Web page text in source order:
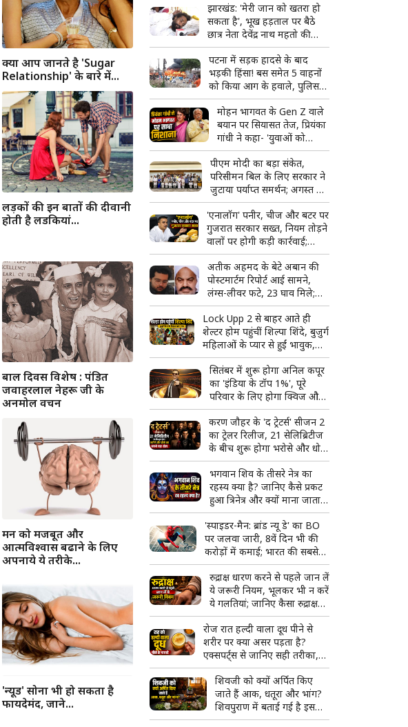
क्या आप जानते है 'Sugar
Relationship' के बारे में...
लड़कों की इन बातों की दीवानी
होती है लडकियां...
बाल दिवस विशेष : पंडित
जवाहरलाल नेहरू जी के
अनमोल वचन
मन को मजबूत और
आत्मविश्वास बढाने के लिए
अपनाये ये तरीके...
'न्यूड' सोना भी हो सकता है
फायदेमंद, जाने...
झारखंड: 'मेरी जान को खतरा हो
सकता है', भूख हड़ताल पर बैठे
छात्र नेता देवेंद्र नाथ महतो की
बिगड़ी हालत, अस्पताल में भर्ती
पटना में सड़क हादसे के बाद
भड़की हिंसा! बस समेत 5 वाहनों
को किया आग के हवाले, पुलिस
और मीडिया पर भी पथराव
मोहन भागवत के Gen Z वाले
बयान पर सियासत तेज, प्रियंका
गांधी ने कहा- 'युवाओं को
उनके...'
पीएम मोदी का बड़ा संकेत,
परिसीमन बिल के लिए सरकार ने
जुटाया पर्याप्त समर्थन; अगस्त में
हो सकता है विशेष सत्र
'एनालॉग' पनीर, चीज और बटर पर
गुजरात सरकार सख्त, नियम तोड़ने
वालों पर होगी कड़ी कार्रवाई;
टास्क फोर्स बनाने का ऐलान
अतीक अहमद के बेटे अबान की
पोस्टमार्टम रिपोर्ट आई सामने,
लंग्स-लीवर फटे, 23 घाव मिले;
शव देखकर रो पड़ा भाई अहजम
Lock Upp 2 से बाहर आते ही
शेल्टर होम पहुंचीं शिल्पा शिंदे, बुजुर्ग
महिलाओं के प्यार से हुईं भावुक,
बोलीं- 'ऐसा लग रहा है जैसे मैं ही
जीत गई'
सितंबर में शुरू होगा अनिल कपूर
का 'इंडिया के टॉप 1%', पूरे
परिवार के लिए होगा क्विज और
मस्ती का शानदार कॉम्बो
करण जौहर के 'द ट्रेटर्स' सीजन 2
का ट्रेलर रिलीज, 21 सेलिब्रिटीज
के बीच शुरू होगा भरोसे और धोखे
का सबसे बड़ा खेल
भगवान शिव के तीसरे नेत्र का
रहस्य क्या है? जानिए कैसे प्रकट
हुआ त्रिनेत्र और क्यों माना जाता है
दिव्य शक्ति का प्रतीक
'स्पाइडर-मैन: ब्रांड न्यू डे' का BO
पर जलवा जारी, 8वें दिन भी की
करोड़ों में कमाई; भारत की सबसे
बड़ी हॉलीवुड फिल्म बनने से इतनी
दूर
रुद्राक्ष धारण करने से पहले जान लें
ये जरूरी नियम, भूलकर भी न करें
ये गलतियां; जानिए कैसा रुद्राक्ष
माना जाता है शुभ
रोज रात हल्दी वाला दूध पीने से
शरीर पर क्या असर पड़ता है?
एक्सपर्ट्स से जानिए सही तरीका,
फायदे और किन लोगों को करना
चाहिए परहेज
शिवजी को क्यों अर्पित किए
जाते हैं आक, धतूरा और भांग?
शिवपुराण में बताई गई है इसकी
खास वजह